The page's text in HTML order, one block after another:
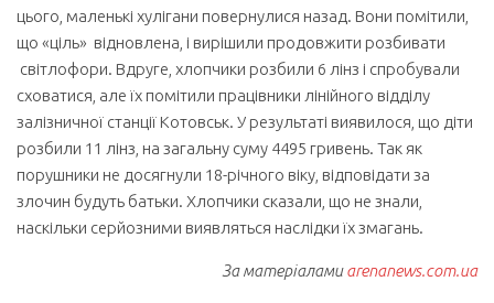
цього, маленькі хулігани повернулися назад. Вони помітили,
що «ціль» відновлена, і вирішили продовжити розбивати
світлофори. Вдруге, хлопчики розбили 6 лінз і спробували
сховатися, але їх помітили працівники лінійного відділу
залізничної станції Котовськ. У результаті виявилося, що діти
розбили 11 лінз, на загальну суму 4495 гривень. Так як
порушники не досягнули 18-річного віку, відповідати за
злочин будуть батьки. Хлопчики сказали, що не знали,
наскільки серйозними виявляться наслідки їх змагань.
За матеріаламиarenanews.com.ua